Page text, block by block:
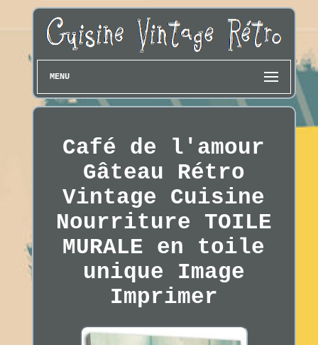
MENU
Café de l'amour
Gâteau Rétro
Vintage Cuisine
Nourriture TOILE
MURALE en toile
unique Image
Imprimer